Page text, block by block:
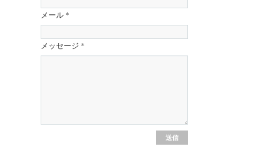
メール *
メッセージ *